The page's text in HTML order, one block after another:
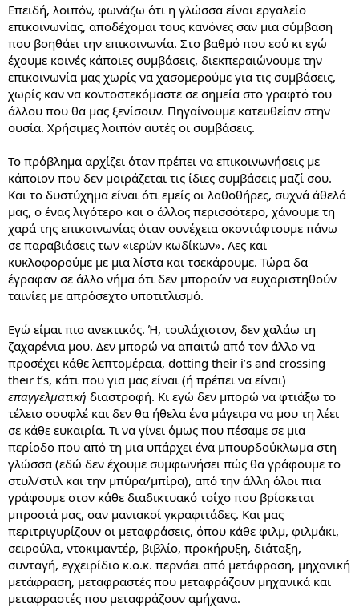
Επειδή, λοιπόν, φωνάζω ότι η γλώσσα είναι εργαλείο
επικοινωνίας, αποδέχομαι τους κανόνες σαν μια σύμβαση
που βοηθάει την επικοινωνία. Στο βαθμό που εσύ κι εγώ
έχουμε κοινές κάποιες συμβάσεις, διεκπεραιώνουμε την
επικοινωνία μας χωρίς να χασομερούμε για τις συμβάσεις,
χωρίς καν να κοντοστεκόμαστε σε σημεία στο γραφτό του
άλλου που θα μας ξενίσουν. Πηγαίνουμε κατευθείαν στην
ουσία. Χρήσιμες λοιπόν αυτές οι συμβάσεις.
Το πρόβλημα αρχίζει όταν πρέπει να επικοινωνήσεις με
κάποιον που δεν μοιράζεται τις ίδιες συμβάσεις μαζί σου.
Και το δυστύχημα είναι ότι εμείς οι λαθοθήρες, συχνά άθελά
μας, ο ένας λιγότερο και ο άλλος περισσότερο, χάνουμε τη
χαρά της επικοινωνίας όταν συνέχεια σκοντάφτουμε πάνω
σε παραβιάσεις των «ιερών κωδίκων». Λες και
κυκλοφορούμε με μια λίστα και τσεκάρουμε. Τώρα δα
έγραφαν σε άλλο νήμα ότι δεν μπορούν να ευχαριστηθούν
ταινίες με απρόσεχτο υποτιτλισμό.
Εγώ είμαι πιο ανεκτικός. Ή, τουλάχιστον, δεν χαλάω τη
ζαχαρένια μου. Δεν μπορώ να απαιτώ από τον άλλο να
προσέχει κάθε λεπτομέρεια, dotting their i’s and crossing
their t’s, κάτι που για μας είναι (ή πρέπει να είναι)
επαγγελματική διαστροφή. Κι εγώ δεν μπορώ να φτιάξω το
τέλειο σουφλέ και δεν θα ήθελα ένα μάγειρα να μου τη λέει
σε κάθε ευκαιρία. Τι να γίνει όμως που πέσαμε σε μια
περίοδο που από τη μια υπάρχει ένα μπουρδούκλωμα στη
γλώσσα (εδώ δεν έχουμε συμφωνήσει πώς θα γράφουμε το
στυλ/στιλ και την μπύρα/μπίρα), από την άλλη όλοι πια
γράφουμε στον κάθε διαδικτυακό τοίχο που βρίσκεται
μπροστά μας, σαν μανιακοί γκραφιτάδες. Και μας
περιτριγυρίζουν οι μεταφράσεις, όπου κάθε φιλμ, φιλμάκι,
σειρούλα, ντοκιμαντέρ, βιβλίο, προκήρυξη, διάταξη,
συνταγή, εγχειρίδιο κ.ο.κ. περνάει από μετάφραση, μηχανική
μετάφραση, μεταφραστές που μεταφράζουν μηχανικά και
μεταφραστές που μεταφράζουν αμήχανα.